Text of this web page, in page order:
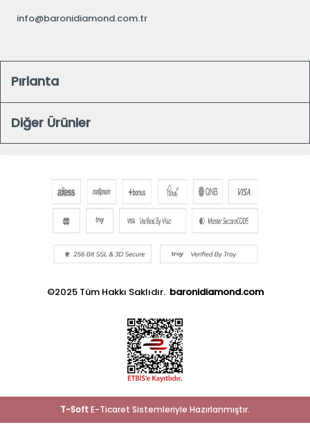
info@baronidiamond.com.tr
Pırlanta
Diğer Ürünler
©2025 Tüm Hakkı Saklıdır. baronidiamond.com
T-SoftE-Ticaret Sistemleriyle Hazırlanmıştır.